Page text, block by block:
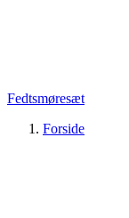
Fedtsmøresæt
Forside